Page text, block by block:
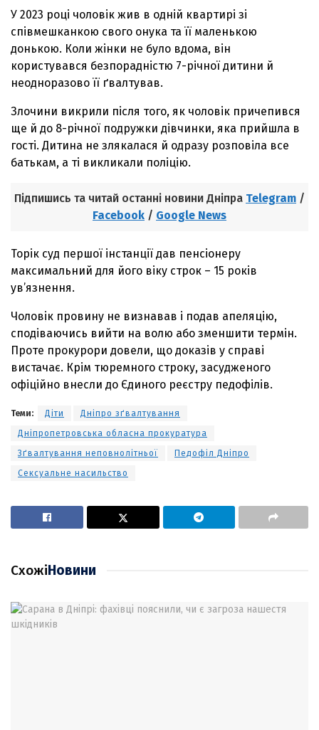
У 2023 році чоловік жив в одній квартирі зі
співмешканкою свого онука та її маленькою
донькою. Коли жінки не було вдома, він
користувався безпорадністю 7-річної дитини й
неодноразово її ґвалтував.
Злочини викрили після того, як чоловік причепився
ще й до 8-річної подружки дівчинки, яка прийшла в
гості. Дитина не злякалася й одразу розповіла все
батькам, а ті викликали поліцію.
Підпишись та читай останні новини Дніпра Telegram /
Facebook / Google News
Торік суд першої інстанції дав пенсіонеру
максимальний для його віку строк – 15 років
ув’язнення.
Чоловік провину не визнавав і подав апеляцію,
сподіваючись вийти на волю або зменшити термін.
Проте прокурори довели, що доказів у справі
вистачає. Крім тюремного строку, засудженого
офіційно внесли до Єдиного реєстру педофілів.
Теми: Діти
Дніпро зґвалтування
Дніпропетровська обласна прокуратура
Зґвалтування неповнолітньої
Педофіл Дніпро
Сексуальне насильство
СхожіНовини